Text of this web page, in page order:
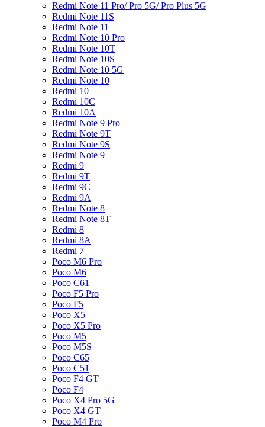
Redmi Note 11 Pro/ Pro 5G/ Pro Plus 5G
Redmi Note 11S
Redmi Note 11
Redmi Note 10 Pro
Redmi Note 10T
Redmi Note 10S
Redmi Note 10 5G
Redmi Note 10
Redmi 10
Redmi 10C
Redmi 10A
Redmi Note 9 Pro
Redmi Note 9T
Redmi Note 9S
Redmi Note 9
Redmi 9
Redmi 9T
Redmi 9C
Redmi 9A
Redmi Note 8
Redmi Note 8T
Redmi 8
Redmi 8A
Redmi 7
Poco M6 Pro
Poco M6
Poco C61
Poco F5 Pro
Poco F5
Poco X5
Poco X5 Pro
Poco M5
Poco M5S
Poco C65
Poco C51
Poco F4 GT
Poco F4
Poco X4 Pro 5G
Poco X4 GT
Poco M4 Pro